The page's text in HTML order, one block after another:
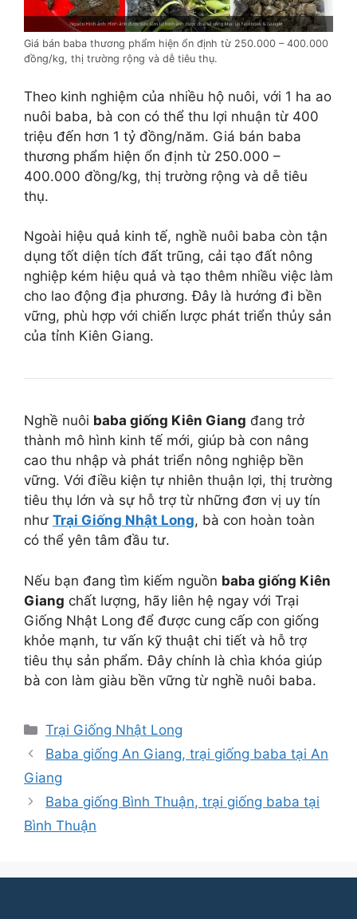
Giá bán baba thương phẩm hiện ổn định từ 250.000 – 400.000
đồng/kg, thị trường rộng và dễ tiêu thụ.
Theo kinh nghiệm của nhiều hộ nuôi, với 1 ha ao
nuôi baba, bà con có thể thu lợi nhuận từ 400
triệu đến hơn 1 tỷ đồng/năm. Giá bán baba
thương phẩm hiện ổn định từ 250.000 –
400.000 đồng/kg, thị trường rộng và dễ tiêu
thụ.
Ngoài hiệu quả kinh tế, nghề nuôi baba còn tận
dụng tốt diện tích đất trũng, cải tạo đất nông
nghiệp kém hiệu quả và tạo thêm nhiều việc làm
cho lao động địa phương. Đây là hướng đi bền
vững, phù hợp với chiến lược phát triển thủy sản
của tỉnh Kiên Giang.
Nghề nuôi baba giống Kiên Giang đang trở
thành mô hình kinh tế mới, giúp bà con nâng
cao thu nhập và phát triển nông nghiệp bền
vững. Với điều kiện tự nhiên thuận lợi, thị trường
tiêu thụ lớn và sự hỗ trợ từ những đơn vị uy tín
như Trại Giống Nhật Long, bà con hoàn toàn
có thể yên tâm đầu tư.
Nếu bạn đang tìm kiếm nguồn baba giống Kiên
Giang chất lượng, hãy liên hệ ngay với Trại
Giống Nhật Long để được cung cấp con giống
khỏe mạnh, tư vấn kỹ thuật chi tiết và hỗ trợ
tiêu thụ sản phẩm. Đây chính là chìa khóa giúp
bà con làm giàu bền vững từ nghề nuôi baba.
Danh
mục
Trại Giống Nhật Long
Baba giống An Giang, trại giống baba tại An
Giang
Baba giống Bình Thuận, trại giống baba tại
Bình Thuận